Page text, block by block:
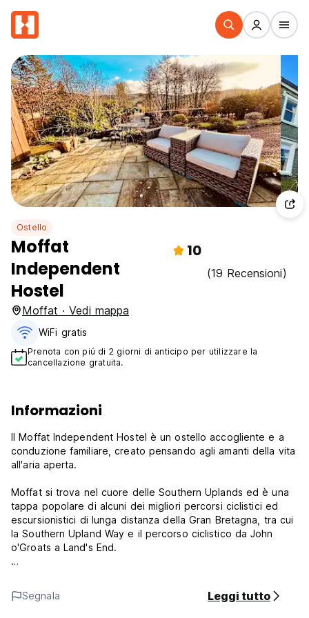
Ostello
Moffat
Independent
Hostel
10
(19 Recensioni)
Moffat · Vedi mappa
WiFi gratis
Prenota con piú di 2 giorni di anticipo per utilizzare la
cancellazione gratuita.
Informazioni
Il Moffat Independent Hostel è un ostello accogliente e a
conduzione familiare, creato pensando agli amanti della vita
all'aria aperta.
Moffat si trova nel cuore delle Southern Uplands ed è una
tappa popolare di alcuni dei migliori percorsi ciclistici ed
escursionistici di lunga distanza della Gran Bretagna, tra cui
la Southern Upland Way e il percorso ciclistico da John
o'Groats a Land's End.
siamo una base eccellente per esplorare tutto ciò che la
Scozia meridionale ha da offrire.
Segnala Leggi tutto